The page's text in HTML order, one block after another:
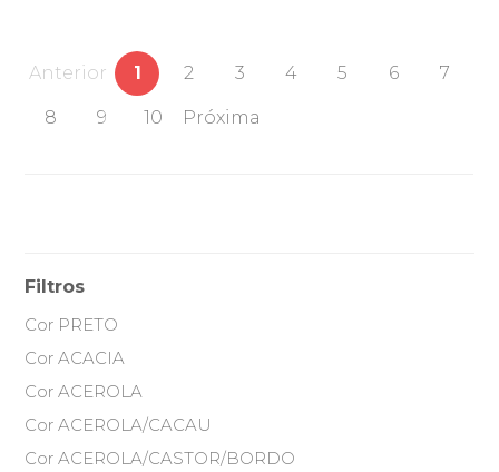
Anterior 1 2 3 4 5 6 7
8 9 10 Próxima
Filtros
Cor PRETO
Cor ACACIA
Cor ACEROLA
Cor ACEROLA/CACAU
Cor ACEROLA/CASTOR/BORDO